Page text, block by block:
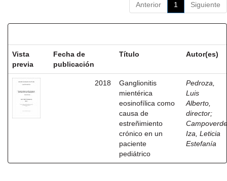
Anterior 1 Siguiente
Vista
previa
Fecha de
publicación
Título Autor(es)
2018
Ganglionitis
mientérica
eosinofílica como
causa de
estreñimiento
crónico en un
paciente
pediátrico
Pedroza,
Luis
Alberto,
director;
Campoverde
Iza, Leticia
Estefanía